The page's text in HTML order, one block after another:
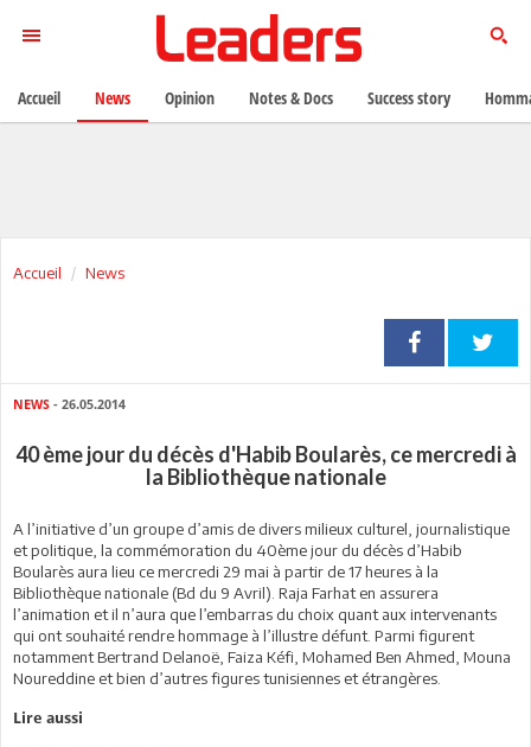
Accueil News
NEWS - 26.05.2014
40 ème jour du décès d'Habib Boularès, ce mercredi à
la Bibliothèque nationale
A l’initiative d’un groupe d’amis de divers milieux culturel, journalistique
et politique, la commémoration du 40ème jour du décès d’Habib
Boularès aura lieu ce mercredi 29 mai à partir de 17 heures à la
Bibliothèque nationale (Bd du 9 Avril). Raja Farhat en assurera
l’animation et il n’aura que l’embarras du choix quant aux intervenants
qui ont souhaité rendre hommage à l’illustre défunt. Parmi figurent
notamment Bertrand Delanoë, Faiza Kéfi, Mohamed Ben Ahmed, Mouna
Noureddine et bien d’autres figures tunisiennes et étrangères.
Lire aussi
Accueil News Opinion Notes & Docs Success story